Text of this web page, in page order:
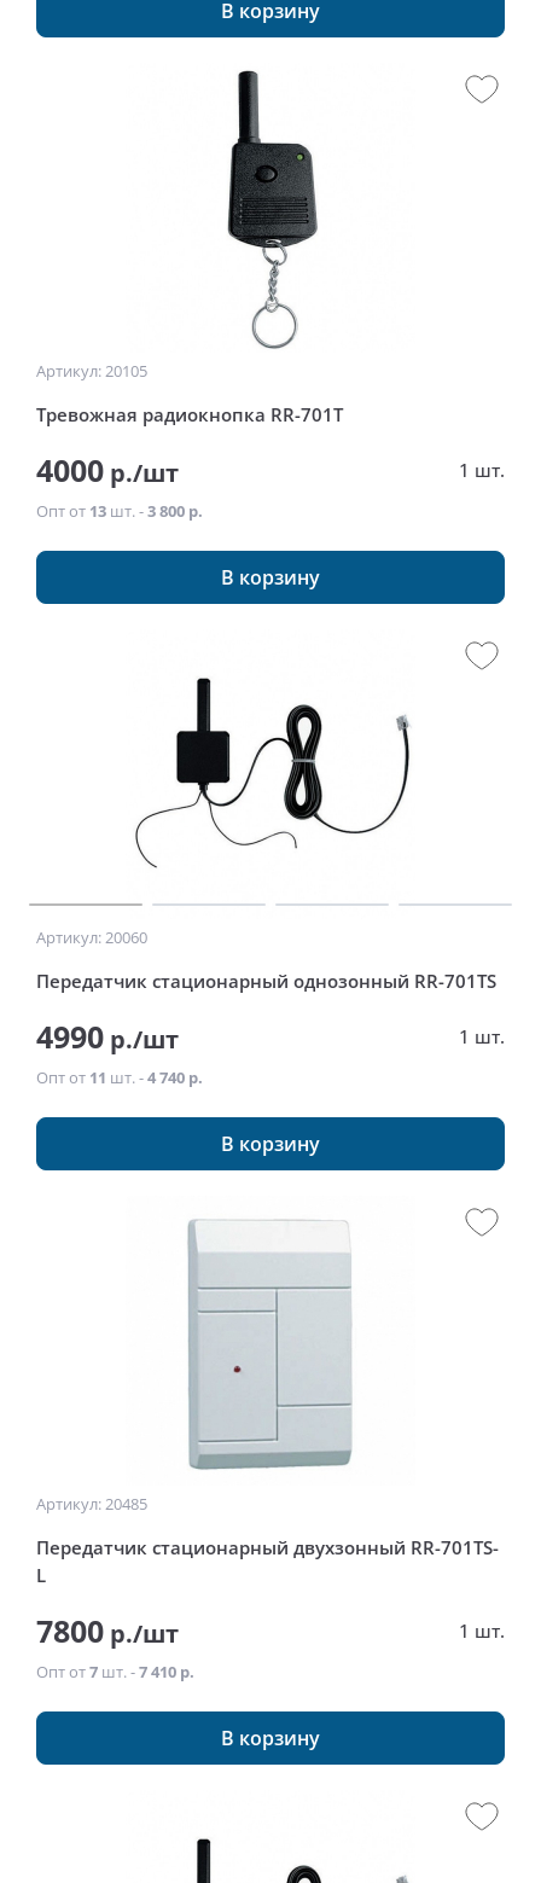
В корзину
Артикул: 20105
Тревожная радиокнопка RR-701T
4000 р./шт 1 шт.
Опт от 13 шт. -3 800 р.
В корзину
Артикул: 20060
Передатчик стационарный однозонный RR-701TS
4990 р./шт 1 шт.
Опт от 11 шт. -4 740 р.
В корзину
Артикул: 20485
Передатчик стационарный двухзонный RR-701TS-
L
7800 р./шт 1 шт.
Опт от7 шт. -7 410 р.
В корзину